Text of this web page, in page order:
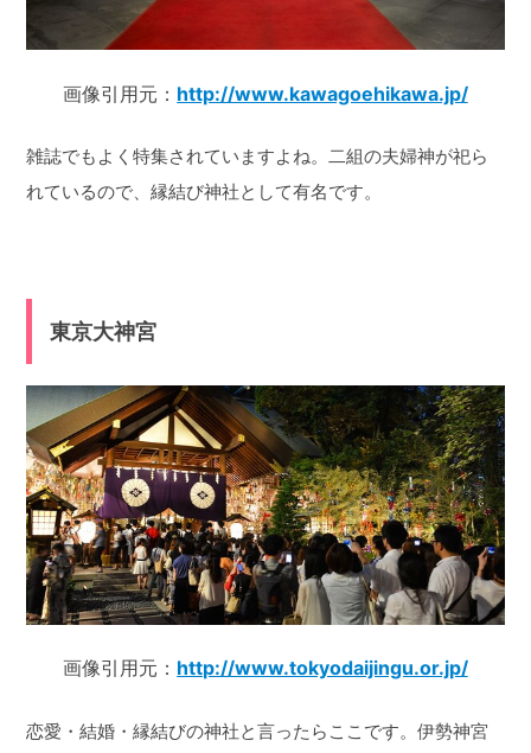
画像引用元： http://www.kawagoehikawa.jp/
雑誌でもよく特集されていますよね。二組の夫婦神が祀ら
れているので、縁結び神社として有名です。
東京大神宮
画像引用元： http://www.tokyodaijingu.or.jp/
恋愛・結婚・縁結びの神社と言ったらここです。伊勢神宮